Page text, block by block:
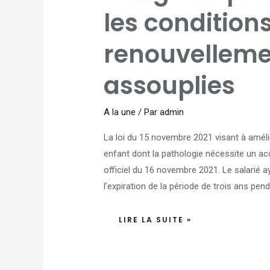
les
assouplies
A la une / Paradmin
La loi du 15 novembre 2021 visant à
enfant dont la pathologie nécessite un
officiel du 16 novembre 2021. Le salarié
l’expiration de la période de trois ans
CONDITIONS
DE
ASSOUPLIES
LIRE LA SUITE »